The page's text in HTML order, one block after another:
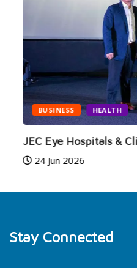
BUSINESS HEALTH
JEC Eye Hospitals &
24 Jun 2026
Stay Connected